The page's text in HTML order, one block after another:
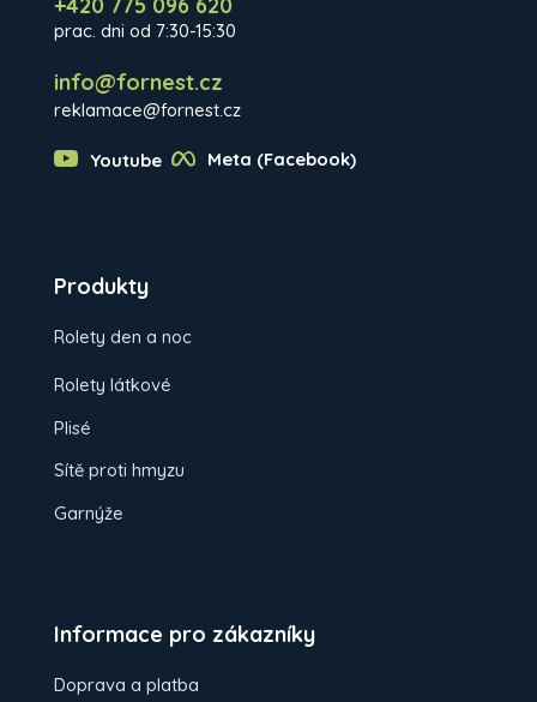
+420 775 096 620
prac. dni od 7:30-15:30
info@fornest.cz
reklamace@fornest.cz
Youtube Meta (Facebook)
Produkty
Rolety den a noc
Rolety látkové
Plisé
Sítě proti hmyzu
Garnýže
Informace pro zákazníky
Doprava a platba